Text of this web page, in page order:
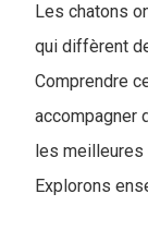
Les chatons
qui diffèrent
Comprendre
accompagner
les meilleures
Explorons